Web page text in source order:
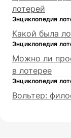
лотерей
Энциклопедия
Какой была
Энциклопедия
Можно ли
в лотерее
Энциклопедия
Вольтер: